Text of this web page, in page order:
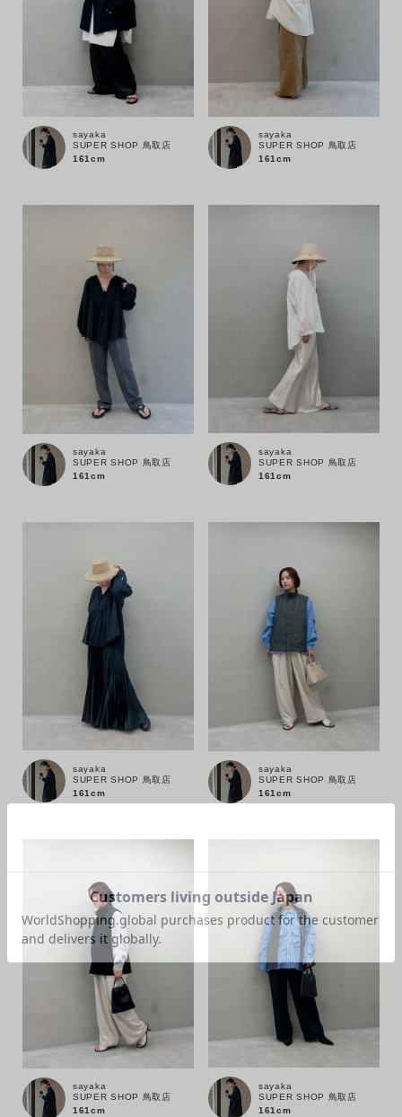
MENS LADIES KIDS
カテゴリ
カラー
通常商品 予約商品
sayaka
SUPER SHOP 鳥取店
161cm
sayaka
SUPER SHOP 鳥取店
161cm
sayaka
SUPER SHOP 鳥取店
161cm
sayaka
SUPER SHOP 鳥取店
161cm
sayaka
SUPER SHOP 鳥取店
161cm
sayaka
SUPER SHOP 鳥取店
161cm
sayaka
SUPER SHOP 鳥取店
161cm
sayaka
SUPER SHOP 鳥取店
161cm